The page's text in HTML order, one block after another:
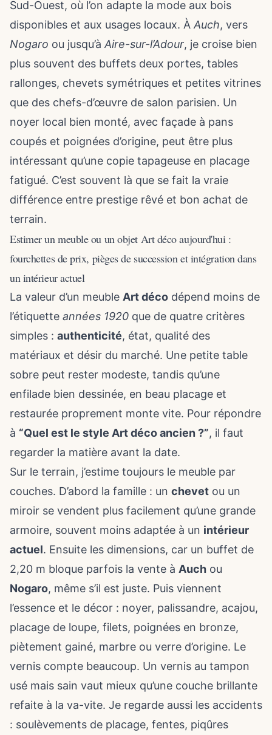
Sud-Ouest, où l’on adapte la mode aux bois
disponibles et aux usages locaux. À Auch, vers
Nogaro ou jusqu’à Aire-sur-l’Adour, je croise bien
plus souvent des buffets deux portes, tables
rallonges, chevets symétriques et petites vitrines
que des chefs-d’œuvre de salon parisien. Un
noyer local bien monté, avec façade à pans
coupés et poignées d’origine, peut être plus
intéressant qu’une copie tapageuse en placage
fatigué. C’est souvent là que se fait la vraie
différence entre prestige rêvé et bon achat de
terrain.
Estimer un meuble ou un objet Art déco aujourd'hui :
fourchettes de prix, pièges de succession et intégration dans
un intérieur actuel
La valeur d’un meuble Art déco dépend moins de
l’étiquette années 1920 que de quatre critères
simples : authenticité, état, qualité des
matériaux et désir du marché. Une petite table
sobre peut rester modeste, tandis qu’une
enfilade bien dessinée, en beau placage et
restaurée proprement monte vite. Pour répondre
à “Quel est le style Art déco ancien ?”, il faut
regarder la matière avant la date.
Sur le terrain, j’estime toujours le meuble par
couches. D’abord la famille : un chevet ou un
miroir se vendent plus facilement qu’une grande
armoire, souvent moins adaptée à un intérieur
actuel. Ensuite les dimensions, car un buffet de
2,20 m bloque parfois la vente à Auch ou
Nogaro, même s’il est juste. Puis viennent
l’essence et le décor : noyer, palissandre, acajou,
placage de loupe, filets, poignées en bronze,
piètement gainé, marbre ou verre d’origine. Le
vernis compte beaucoup. Un vernis au tampon
usé mais sain vaut mieux qu’une couche brillante
refaite à la va-vite. Je regarde aussi les accidents
: soulèvements de placage, fentes, piqûres